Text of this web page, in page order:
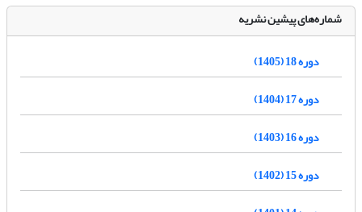
شماره‌های پیشین نشریه
دوره 18 (1405)
دوره 17 (1404)
دوره 16 (1403)
دوره 15 (1402)